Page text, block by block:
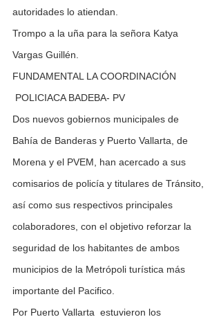
autoridades lo atiendan.
Trompo a la uña para la señora Katya
Vargas Guillén.
FUNDAMENTAL LA COORDINACIÓN
POLICIACA BADEBA- PV
Dos nuevos gobiernos municipales de
Bahía de Banderas y Puerto Vallarta, de
Morena y el PVEM, han acercado a sus
comisarios de policía y titulares de Tránsito,
así como sus respectivos principales
colaboradores, con el objetivo reforzar la
seguridad de los habitantes de ambos
municipios de la Metrópoli turística más
importante del Pacifico.
Por Puerto Vallarta  estuvieron los